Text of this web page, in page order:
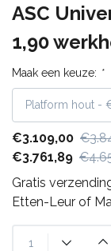
ASC
1,90
Maak een keuze: *
€3.109,00
€3.761,89
Gratis
Etten-Leur of